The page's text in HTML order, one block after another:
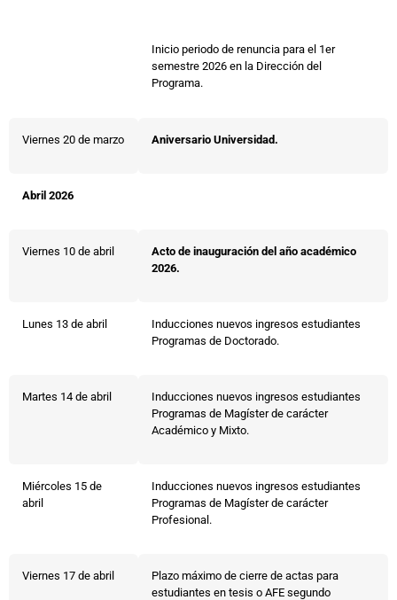
Inicio periodo de renuncia para el 1er
semestre 2026 en la Dirección del
Programa.
Viernes 20 de marzo Aniversario Universidad.
Abril 2026
Viernes 10 de abril
Acto de inauguración del año académico
2026.
Lunes 13 de abril
Inducciones nuevos ingresos estudiantes
Programas de Doctorado.
Martes 14 de abril
Inducciones nuevos ingresos estudiantes
Programas de Magíster de carácter
Académico y Mixto.
Miércoles 15 de
abril
Inducciones nuevos ingresos estudiantes
Programas de Magíster de carácter
Profesional.
Viernes 17 de abril
Plazo máximo de cierre de actas para
estudiantes en tesis o AFE segundo